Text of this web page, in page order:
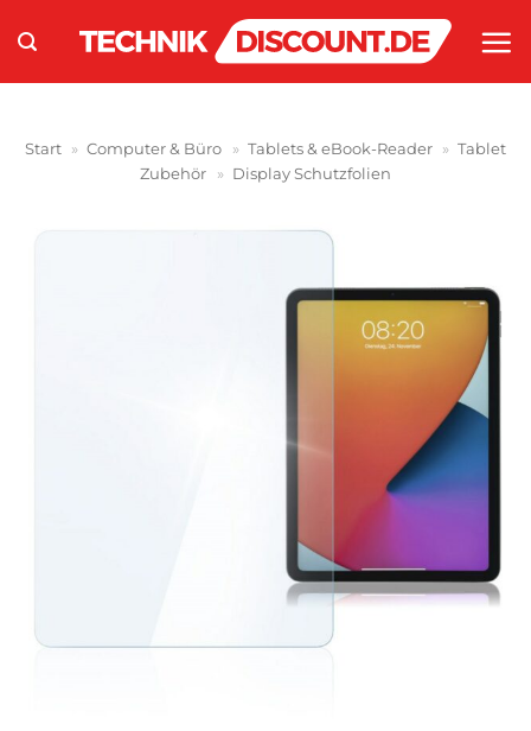
Inhalt
springen
Start » Computer & Büro » Tablets & eBook-Reader » Tablet
Zubehör
» Display Schutzfolien